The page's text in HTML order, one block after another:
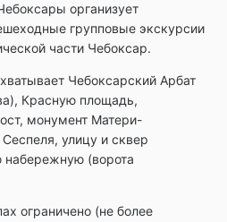
организует
групповые экскурсии
части Чебоксар.
Чебоксарский Арбат
Красную площадь,
монумент Матери-
улицу и сквер
(ворота
ограничено (не более